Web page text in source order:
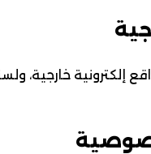
إلكترونية